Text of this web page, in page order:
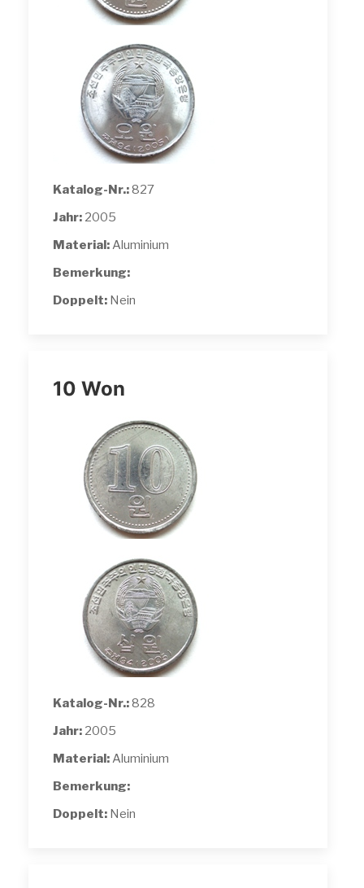
Katalog-Nr.:827
Jahr: 2005
Material:Aluminium
Bemerkung:
Doppelt: Nein
10 Won
Katalog-Nr.:828
Jahr: 2005
Material:Aluminium
Bemerkung:
Doppelt: Nein